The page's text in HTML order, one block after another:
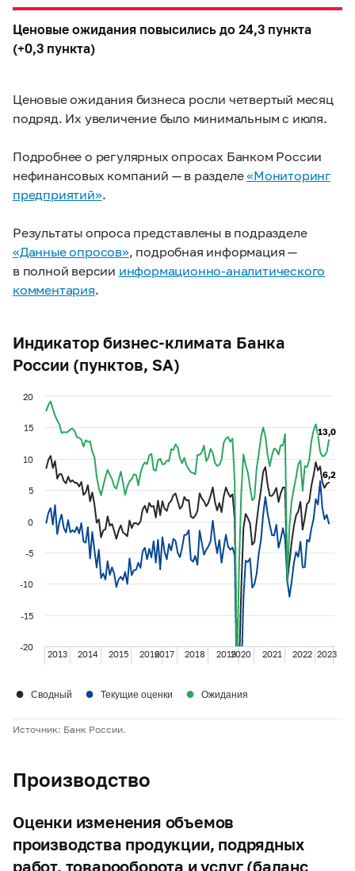
Ценовые ожидания повысились до 24,3 пункта
(+0,3 пункта)
Ценовые ожидания бизнеса росли четвертый месяц
подряд. Их увеличение было минимальным с июля.
Подробнее о регулярных опросах Банком России
нефинансовых компаний — в разделе«Мониторинг
предприятий».
Результаты опроса представлены в подразделе
«Данные опросов», подробная информация —
в полной версии информационно-аналитического
комментария.
Индикатор бизнес-климата Банка
России (пунктов, SA)
6,2
6,2
13,0
13,0
2013 2014 2015 20162017 2018 20192020 2021 2022 2023
-20
-15
-10
-5
0
5
10
15
20
● Сводный ● Текущие оценки ● Ожидания
Источник: Банк России.
Производство
Оценки изменения объемов
производства продукции, подрядных
работ, товарооборота и услуг (баланс